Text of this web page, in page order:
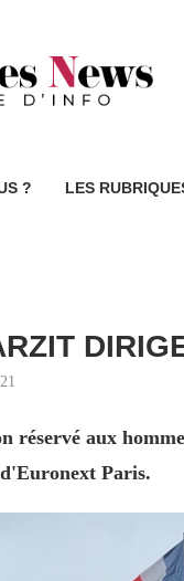
? LES
réservé aux
Paris.